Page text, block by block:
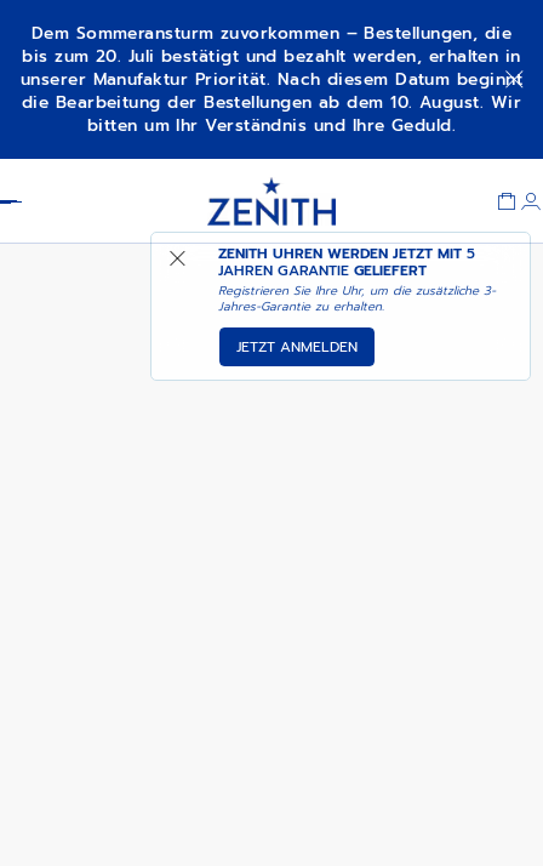
Dem Sommeransturm zuvorkommen – Bestellungen, die
bis zum 20. Juli bestätigt und bezahlt werden, erhalten in
unserer Manufaktur Priorität. Nach diesem Datum beginnt
die Bearbeitung der Bestellungen ab dem 10. August. Wir
bitten um Ihr Verständnis und Ihre Geduld.
ZENITH UHREN WERDEN JETZT MIT5
JAHREN GARANTIE GELIEFERT
Registrieren Sie Ihre Uhr, um die zusätzliche 3-
Jahres-Garantie zu erhalten.
JETZT ANMELDEN
CHRONOMASTER
SPORT VERFÜGBARKEITSBENACHRICHTIGUNG